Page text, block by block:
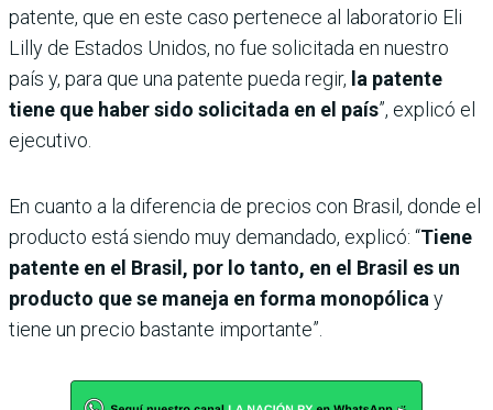
patente, que en este caso pertenece al laboratorio Eli
Lilly de Estados Unidos, no fue solicitada en nuestro
país y, para que una patente pueda regir, la patente
tiene que haber sido solicitada en el país”, explicó el
ejecutivo.
En cuanto a la diferencia de precios con Brasil, donde el
producto está siendo muy demandado, explicó: “Tiene
patente en el Brasil, por lo tanto, en el Brasil es un
producto que se maneja en forma monopólica y
tiene un precio bastante importante”.